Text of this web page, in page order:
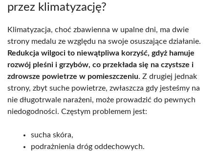
przez klimatyzację?
Klimatyzacja, choć zbawienna w upalne dni, ma dwie
strony medalu ze względu na swoje osuszające działanie.
Redukcja wilgoci to niewątpliwa korzyść, gdyż hamuje
rozwój pleśni i grzybów, co przekłada się na czystsze i
zdrowsze powietrze w pomieszczeniu. Z drugiej jednak
strony, zbyt suche powietrze, zwłaszcza gdy jesteśmy na
nie długotrwale narażeni, może prowadzić do pewnych
niedogodności. Częstym problemem jest:
sucha skóra,
podrażnienia dróg oddechowych.